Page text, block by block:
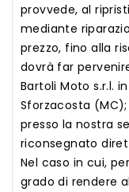
provvede, al
mediante
prezzo, fino alla
dovrà far
Bartoli Moto s.r.l.
Sforzacosta
presso la nostra
riconsegnato
Nel caso in cui,
grado di rendere